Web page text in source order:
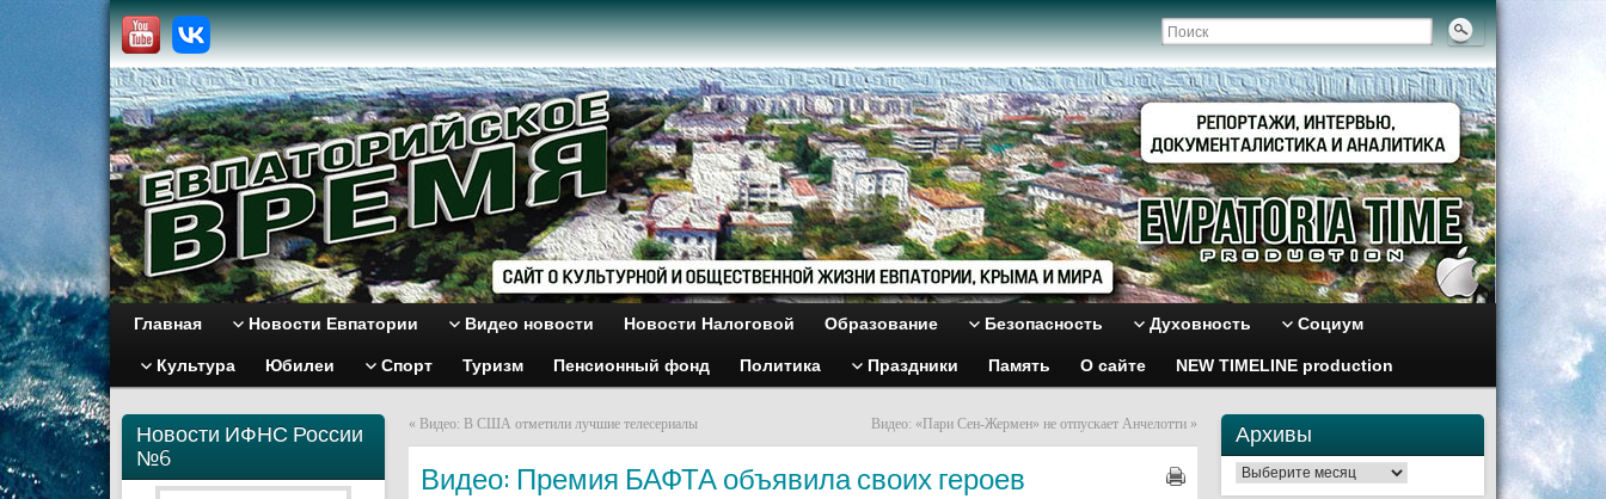
Главная Новости Евпатории Видео новости Новости Налоговой Образование Безопасность Духовность Социум
Культура Юбилеи Спорт Туризм Пенсионный фонд Политика Праздники Память О сайте NEW TIMELINE production
Новости ИФНС России
№6
« Видео: В США отметили лучшие телесериалы Видео: «Пари Сен-Жермен» не отпускает Анчелотти »
Видео: Премия БАФТА объявила своих героев
Архивы
Архивы